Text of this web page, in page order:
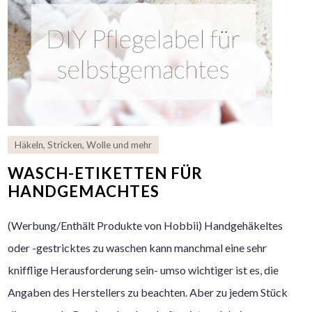
Häkeln,Stricken,Wolle und mehr
WASCH-ETIKETTEN FÜR
HANDGEMACHTES
(Werbung/Enthält Produkte von Hobbii) Handgehäkeltes
oder -gestricktes zu waschen kann manchmal eine sehr
knifflige Herausforderung sein- umso wichtiger ist es, die
Angaben des Herstellers zu beachten. Aber zu jedem Stück